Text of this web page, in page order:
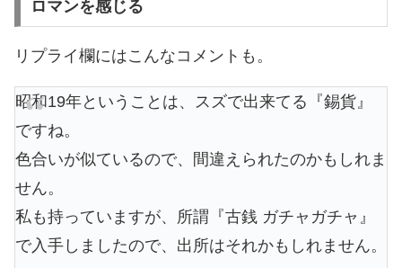
ロマンを感じる
リプライ欄にはこんなコメントも。
昭和19年ということは、スズで出来てる『錫貨』
ですね。
色合いが似ているので、間違えられたのかもしれま
せん。
私も持っていますが、所謂『古銭 ガチャガチャ』
で入手しましたので、出所はそれかもしれません。